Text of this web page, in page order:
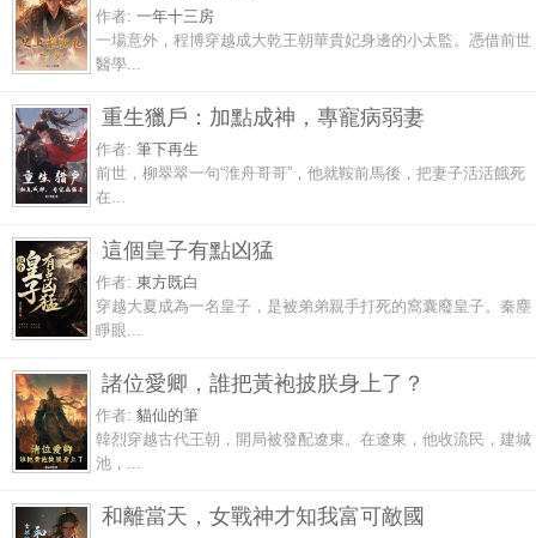
作者: 一年十三房
一場意外，程博穿越成大乾王朝華貴妃身邊的小太監。憑借前世
醫學...
重生獵戶：加點成神，專寵病弱妻
作者: 筆下再生
前世，柳翠翠一句“淮舟哥哥”，他就鞍前馬後，把妻子活活餓死
在...
這個皇子有點凶猛
作者: 東方既白
穿越大夏成為一名皇子，是被弟弟親手打死的窩囊廢皇子。秦塵
睜眼...
諸位愛卿，誰把黃袍披朕身上了？
作者: 貓仙的筆
韓烈穿越古代王朝，開局被發配遼東。在遼東，他收流民，建城
池，...
和離當天，女戰神才知我富可敵國